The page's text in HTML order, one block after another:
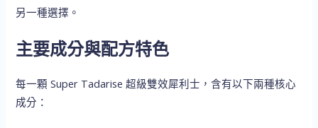
另一種選擇。
主要成分與配方特色
每一顆 Super Tadarise 超級雙效犀利士，含有以下兩種核心
成分：